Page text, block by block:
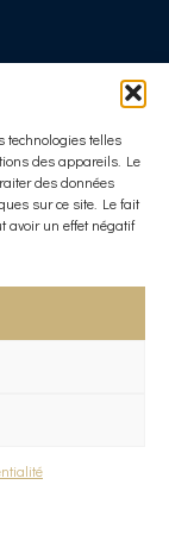
technologies telles
des appareils. Le
des données
sur ce site. Le fait
avoir un effet négatif